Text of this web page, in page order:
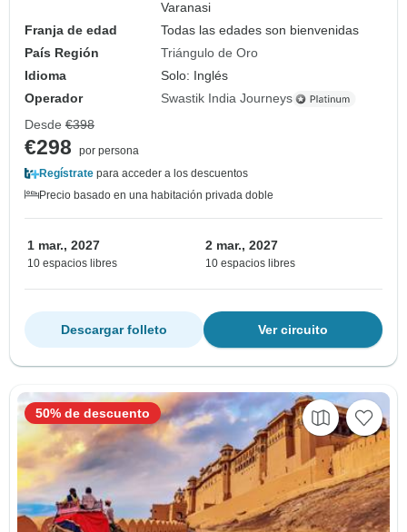
Varanasi
Franja de edad
Todas las edades son bienvenidas
País Región
Triángulo de Oro
Idioma
Solo: Inglés
Operador
Swastik India Journeys
Desde €398
€298
por persona
Regístrate para acceder a los descuentos
Precio basado en una habitación privada doble
1 mar., 2027
10 espacios libres
2 mar., 2027
10 espacios libres
Ver circuito
Descargar folleto
50% de descuento